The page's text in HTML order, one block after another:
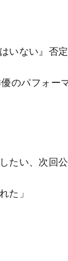
いない』否定
のパフォ
たい、次回
た」